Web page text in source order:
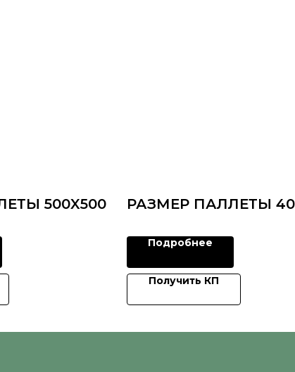
500X500 РАЗМЕР ПАЛЛЕТЫ
Подробнее
Получить КП